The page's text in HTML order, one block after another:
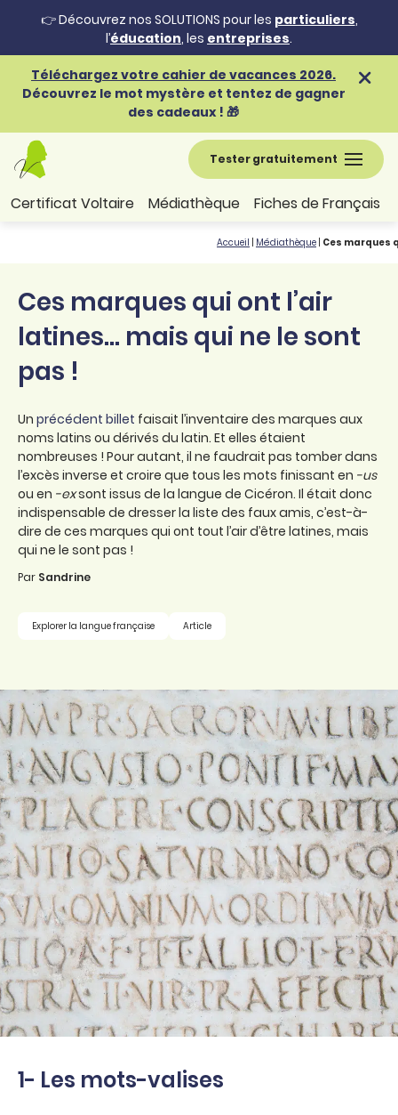
👉 Découvrez nos SOLUTIONS pour les particuliers,
l’éducation, les entreprises.
Téléchargez votre cahier de vacances 2026.
Découvrez le mot mystère et tentez de gagner
des cadeaux ! 🎁
Tester gratuitement
Certificat Voltaire Médiathèque Fiches de Français
Accueil Médiathèque Ces marques
Ces marques qui ont l’air
latines… mais qui ne le sont
pas !
Un précédent billet faisait l’inventaire des marques aux
noms latins ou dérivés du latin. Et elles étaient
nombreuses ! Pour autant, il ne faudrait pas tomber dans
l’excès inverse et croire que tous les mots finissant en -us
ou en -exsont issus de la langue de Cicéron. Il était donc
indispensable de dresser la liste des faux amis, c’est-à-
dire de ces marques qui ont tout l’air d’être latines, mais
qui ne le sont pas !
Par Sandrine
Explorer la langue française Article
1- Les mots-valises